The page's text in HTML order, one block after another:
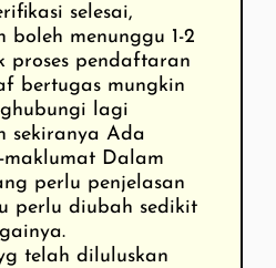
selesai,
boleh menunggu 1-2
proses pendaftaran
bertugas mungkin
lagi
sekiranya Ada
maklumat Dalam
perlu penjelasan
perlu diubah sedikit
telah diluluskan